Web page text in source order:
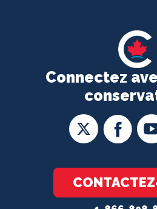
Connectez